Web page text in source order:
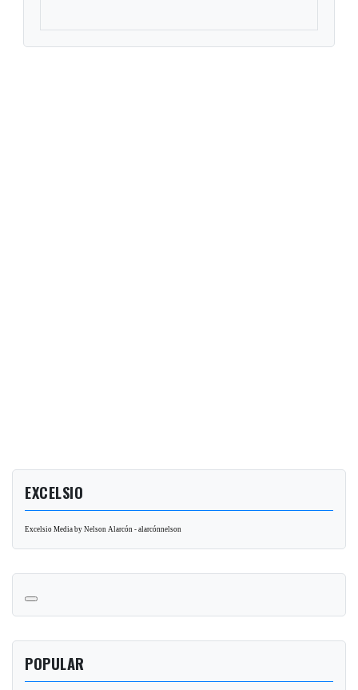
EXCELSIO
Excelsio Media by Nelson Alarcón - alarcónnelson
POPULAR